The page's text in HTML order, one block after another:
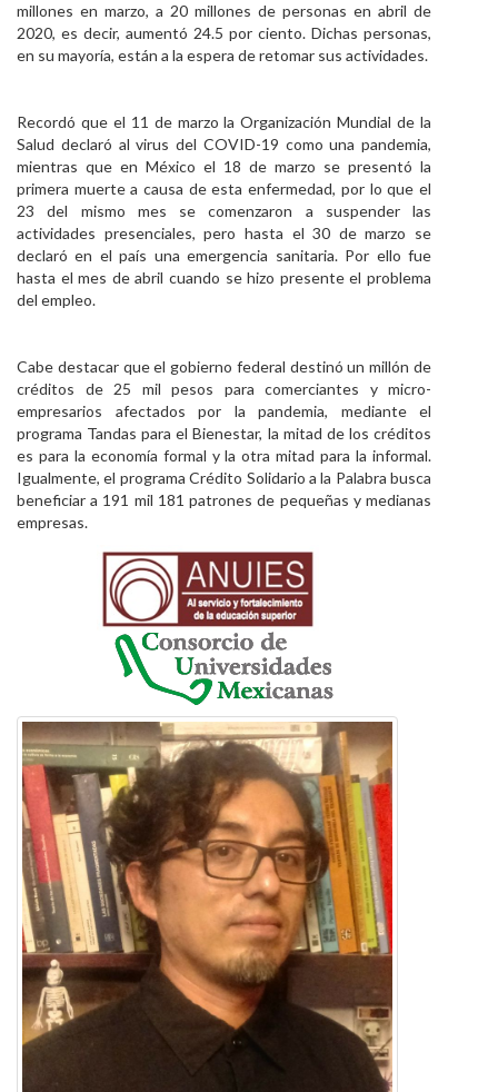
millones en marzo, a 20 millones de personas en abril de
2020, es decir, aumentó 24.5 por ciento. Dichas personas,
en su mayoría, están a la espera de retomar sus actividades.
Recordó que el 11 de marzo la Organización Mundial de la
Salud declaró al virus del COVID-19 como una pandemia,
mientras que en México el 18 de marzo se presentó la
primera muerte a causa de esta enfermedad, por lo que el
23 del mismo mes se comenzaron a suspender las
actividades presenciales, pero hasta el 30 de marzo se
declaró en el país una emergencia sanitaria. Por ello fue
hasta el mes de abril cuando se hizo presente el problema
del empleo.
Cabe destacar que el gobierno federal destinó un millón de
créditos de 25 mil pesos para comerciantes y micro-
empresarios afectados por la pandemia, mediante el
programa Tandas para el Bienestar, la mitad de los créditos
es para la economía formal y la otra mitad para la informal.
Igualmente, el programa Crédito Solidario a la Palabra busca
beneficiar a 191 mil 181 patrones de pequeñas y medianas
empresas.